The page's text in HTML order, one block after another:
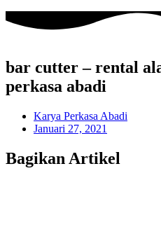
bar cutter – rental
perkasa abadi
Karya Perkasa Abadi
Januari 27, 2021
Bagikan Artikel